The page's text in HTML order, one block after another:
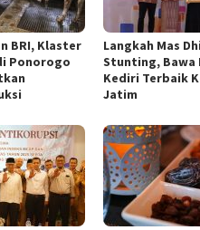
BRI, Klaster
Ponorogo
Langkah Mas
Stunting, Bawa
Kediri Terbaik
Jatim